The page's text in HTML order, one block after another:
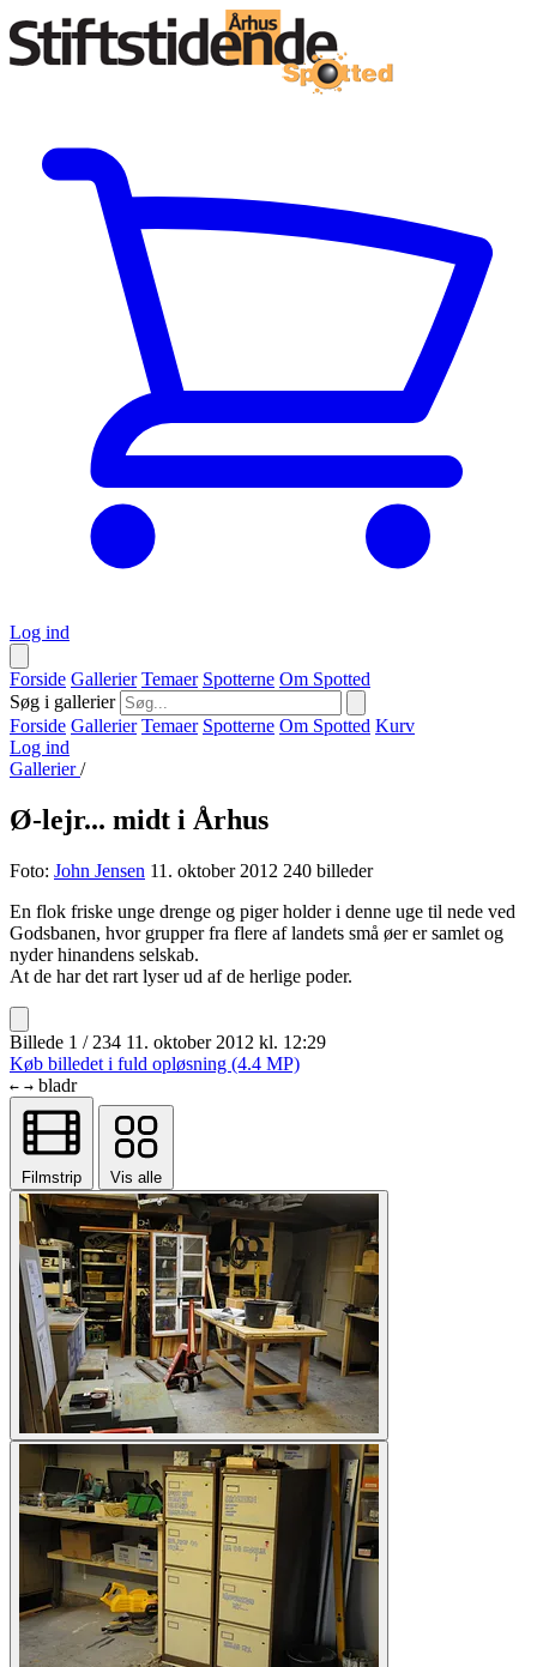
Log ind
Forside Gallerier Temaer Spotterne Om Spotted
Søg i gallerier
Forside Gallerier Temaer Spotterne Om Spotted Kurv
Log ind
Gallerier/
Ø-lejr... midt i Århus
Foto: John Jensen 11. oktober 2012 240 billeder
En flok friske unge drenge og piger holder i denne uge til nede ved
Godsbanen, hvor grupper fra flere af landets små øer er samlet og
nyder hinandens selskab.
At de har det rart lyser ud af de herlige poder.
Billede 1 / 234 11. oktober 2012 kl. 12:29
Køb billedet i fuld opløsning (4.4 MP)
← → bladr
Filmstrip Vis alle